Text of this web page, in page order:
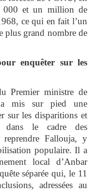
000 et un million de
ce qui en fait l’un
plus grand nombre de
enquêter sur les
Premier ministre de
mis sur pied une
sur les disparitions et
dans le cadre des
Fallouja, y
populaire. Il a
local d’Anbar
séparée qui, le 11
adressées au